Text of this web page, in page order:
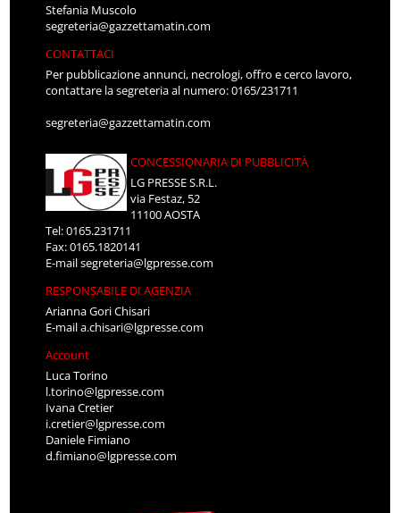
Stefania Muscolo
segreteria@gazzettamatin.com
CONTATTACI
Per pubblicazione annunci, necrologi, offro e cerco lavoro,
contattare la segreteria al numero: 0165/231711
segreteria@gazzettamatin.com
CONCESSIONARIA DI PUBBLICITÀ
LG PRESSE S.R.L.
via Festaz, 52
11100 AOSTA
Tel: 0165.231711
Fax: 0165.1820141
E-mailsegreteria@lgpresse.com
RESPONSABILE DI AGENZIA
Arianna Gori Chisari
E-maila.chisari@lgpresse.com
Account
Luca Torino
l.torino@lgpresse.com
Ivana Cretier
i.cretier@lgpresse.com
Daniele Fimiano
d.fimiano@lgpresse.com